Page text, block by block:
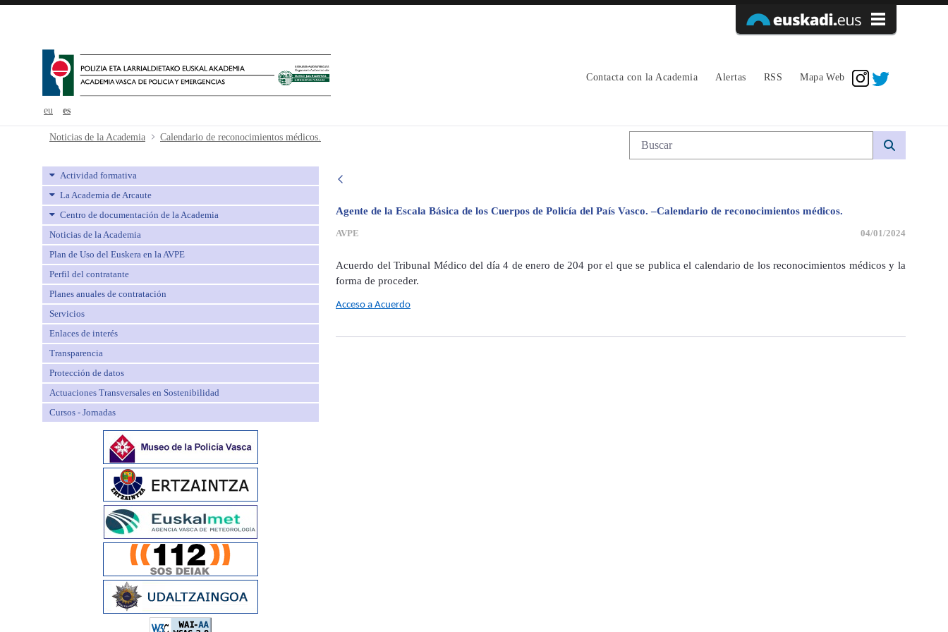
eu es
Contacta con la Academia Alertas RSS Mapa Web
Calendario de reconocimientos médicos. - avpe
Noticias de la Academia Calendario de reconocimientos médicos. Búsqueda web
Actividad formativa
La Academia de Arcaute
Centro de documentación de la Academia
Noticias de la Academia
Plan de Uso del Euskera en la AVPE
Perfil del contratante
Planes anuales de contratación
Servicios
Enlaces de interés
Transparencia
Protección de datos
Actuaciones Transversales en Sostenibilidad
Cursos - Jornadas
Agente de la Escala Básica de los Cuerpos de Policía del País Vasco. –Calendario de reconocimientos médicos.
AVPE 04/01/2024
Acuerdo del Tribunal Médico del día 4 de enero de 204 por el que se publica el calendario de los reconocimientos médicos y la
forma de proceder.
Acceso a Acuerdo